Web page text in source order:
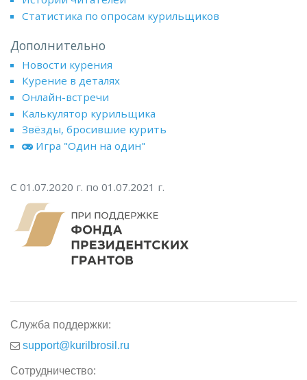
Статистика по опросам курильщиков
Дополнительно
Новости курения
Курение в деталях
Онлайн-встречи
Калькулятор курильщика
Звёзды, бросившие курить
Игра "Один на один"
С 01.07.2020 г. по 01.07.2021 г.
Служба поддержки:
support@kurilbrosil.ru
Сотрудничество: